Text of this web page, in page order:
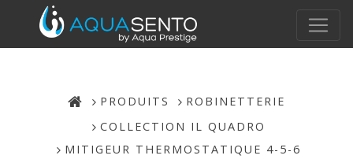
PRODUITS
ROBINETTERIE
COLLECTION IL QUADRO
MITIGEUR THERMOSTATIQUE 4-5-6